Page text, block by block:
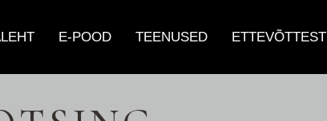
E-POOD TEENUSED ETTEVÕTTEST